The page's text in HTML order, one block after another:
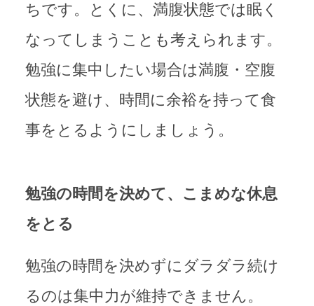
ちです。とくに、満腹状態では眠く
なってしまうことも考えられます。
勉強に集中したい場合は満腹・空腹
状態を避け、時間に余裕を持って食
事をとるようにしましょう。
勉強の時間を決めて、こまめな休息
をとる
勉強の時間を決めずにダラダラ続け
るのは集中力が維持できません。